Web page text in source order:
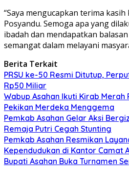
“Saya mengucapkan terima
Posyandu. Semoga apa yang
ibadah dan mendapatkan
semangat dalam melayani
Berita Terkait
PRSU ke-50 Resmi Ditutup,
Rp50 Miliar
Wabup Asahan Ikuti Kirab Merah
Pekikan Merdeka Menggema
Pemkab Asahan Gelar Aksi
Remaja Putri Cegah Stunting
Pemkab Asahan Resmikan
Kependudukan di Kantor Camat
Bupati Asahan Buka Turnamen